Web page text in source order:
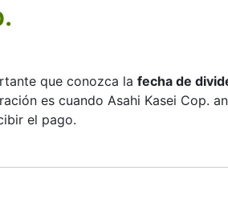
que conozca la fecha de
es cuando Asahi Kasei Cop.
el pago.
la fecha de pago es cuando